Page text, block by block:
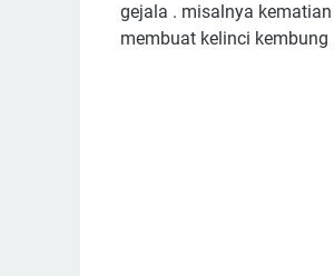
gejala . misalnya
membuat kelinci kembung